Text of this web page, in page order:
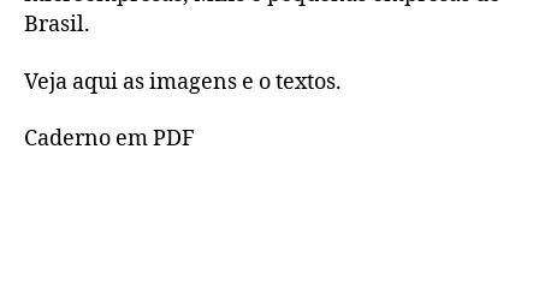
Brasil.
Veja aqui as imagens e o textos.
Caderno em PDF